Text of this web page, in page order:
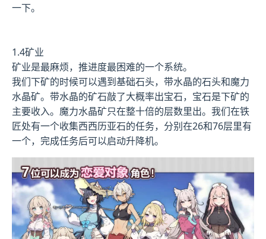
一下。
1.4矿业
矿业是最麻烦，推进度最困难的一个系统。
我们下矿的时候可以遇到基础石头，带水晶的石头和魔力
水晶矿。带水晶的矿石敲了大概率出宝石，宝石是下矿的
主要收入。魔力水晶矿只在整十倍的层数里出。我们在铁
匠处有一个收集西西历亚石的任务，分别在26和76层里有
一个，完成任务后可以启动升降机。